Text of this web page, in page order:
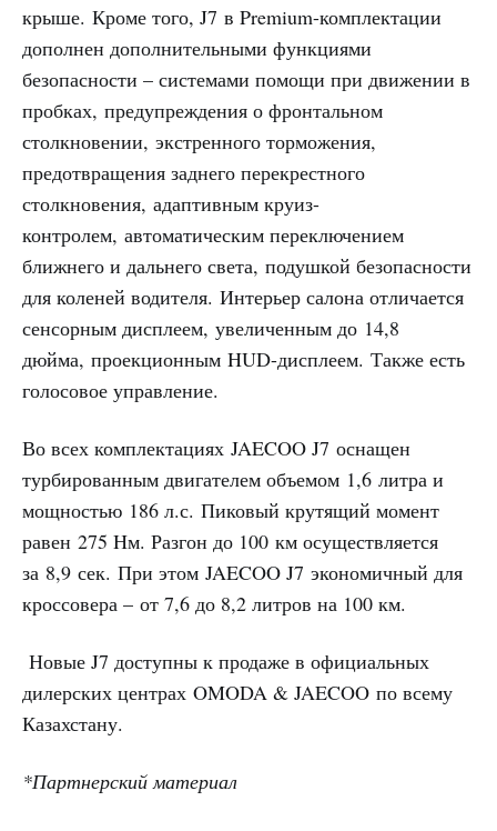
крыше. Кроме того, J7 в Premium-комплектации
дополнен дополнительными функциями
безопасности – системами помощи при движении в
пробках, предупреждения о фронтальном
столкновении, экстренного торможения,
предотвращения заднего перекрестного
столкновения, адаптивным круиз-
контролем, автоматическим переключением
ближнего и дальнего света, подушкой безопасности
для коленей водителя. Интерьер салона отличается
сенсорным дисплеем, увеличенным до 14,8
дюйма, проекционным HUD-дисплеем. Также есть
голосовое управление.
Во всех комплектациях JAECOO J7 оснащен
турбированным двигателем объемом 1,6 литра и
мощностью 186 л.с. Пиковый крутящий момент
равен 275 Hм. Разгон до 100 км осуществляется
за 8,9 сек. При этом JAECOO J7 экономичный для
кроссовера – от 7,6 до 8,2 литров на 100 км.
Новые J7 доступны к продаже в официальных
дилерских центрах OMODA & JAECOO по всему
Казахстану.
*Партнерский материал